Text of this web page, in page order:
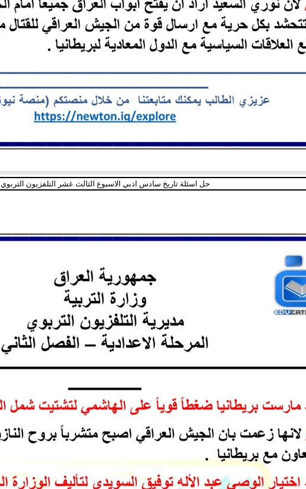
حل اسئلة تاريخ سادس ادبي الاسبوع الثالث عشر التلفزيون التربوي